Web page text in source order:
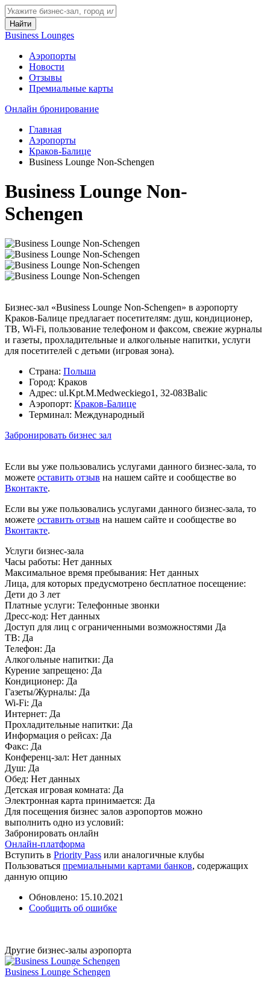
Найти
Business Lounges
Аэропорты
Новости
Отзывы
Премиальные карты
Онлайн бронирование
Главная
Аэропорты
Краков-Балице
Business Lounge Non-Schengen
Business Lounge Non-
Schengen
Бизнес-зал «Business Lounge Non-Schengen» в аэропорту
Краков-Балице предлагает посетителям: душ, кондиционер,
ТВ, Wi-Fi, пользование телефоном и факсом, свежие журналы
и газеты, прохладительные и алкогольные напитки, услуги
для посетителей с детьми (игровая зона).
Страна: Польша
Город: Краков
Адрес: ul.Kpt.M.Medweckiego1, 32-083Balic
Аэропорт: Краков-Балице
Терминал: Международный
Забронировать бизнес зал
Если вы уже пользовались услугами данного бизнес-зала, то
можете оставить отзыв на нашем сайте и сообществе во
Вконтакте.
Если вы уже пользовались услугами данного бизнес-зала, то
можете оставить отзыв на нашем сайте и сообществе во
Вконтакте.
Услуги бизнес-зала
Часы работы: Нет данных
Максимальное время пребывания: Нет данных
Лица, для которых предусмотрено бесплатное посещение:
Дети до 3 лет
Платные услуги: Телефонные звонки
Дресс-код: Нет данных
Доступ для лиц с ограниченными возможностями Да
ТВ: Да
Телефон: Да
Алкогольные напитки: Да
Курение запрещено: Да
Кондиционер: Да
Газеты/Журналы: Да
Wi-Fi: Да
Интернет: Да
Прохладительные напитки: Да
Информация о рейсах: Да
Факс: Да
Конференц-зал: Нет данных
Душ: Да
Обед: Нет данных
Детская игровая комната: Да
Электронная карта принимается: Да
Для посещения бизнес залов аэропортов можно
выполнить одно из условий:
Забронировать онлайн
Онлайн-платформа
Вступить в Priority Pass или аналогичные клубы
Пользоваться премиальными картами банков, содержащих
данную опцию
Обновлено: 15.10.2021
Сообщить об ошибке
Другие бизнес-залы аэропорта
Business Lounge Schengen